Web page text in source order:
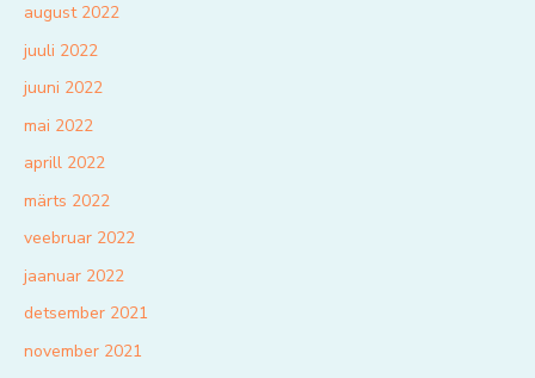
august 2022
juuli 2022
juuni 2022
mai 2022
aprill 2022
märts 2022
veebruar 2022
jaanuar 2022
detsember 2021
november 2021